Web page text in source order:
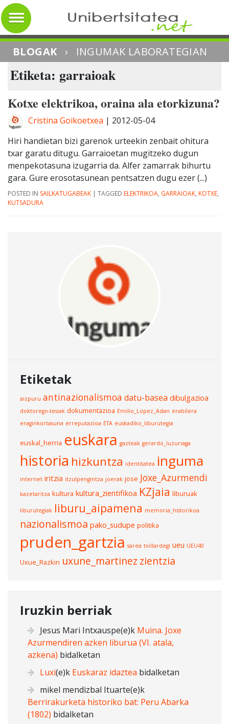
BLOGAK › INGUMAK LABORATEGIAN
Etiketa: garraioak
Kotxe elektrikoa, oraina ala etorkizuna?
Cristina Goikoetxea | 2012-05-04
Hiri handietan bizi garenok urteekin zenbait ohitura
txar garatu ditugu. Garraioetan mugitzeko dugun
menpekotasuna izugarria da. Alfer zamarrak bihurtu
gara. Gure erosotasunean pentsatzen dugu ezer (...)
POSTED IN SAILKATUGABEAK | TAGGED ELEKTRIKOA, GARRAIOAK, KOTXE,
KUTSADURA
Etiketak
aizpuru antinazionalismoa datu-basea dibulgazioa
doktorego-tesiak dokumentazioa Emilio_Lopez_Adan erabilera
eraginkortasuna erreputazioa ETA euskadiko_liburutegia
euskal_herria euskara gazteak gerardo_luzuriaga
historia hizkuntza identitatea inguma
internet iritzia itzulpengintza joerak jose Joxe_Azurmendi
kazetaritza kultura kultura_zientifikoa KZjaia liburuak
liburutegiak liburu_aipamena memoria_historikoa
nazionalismoa pako_sudupe politika
pruden_gartzia sarea txillardegi ueu UEU40
Uxue_Razkin uxune_martinez zientzia
Iruzkin berriak
Jesus Mari Intxauspe(e)k Muina. Joxe
Azurmendiren azken liburua (VI. atala,
azkena) bidalketan
Luxi(e)k Euskaraz idaztea bidalketan
mikel mendizbal Ituarte(e)k
Berrirakurketa historiko bat: Peru Abarka
(1802) bidalketan